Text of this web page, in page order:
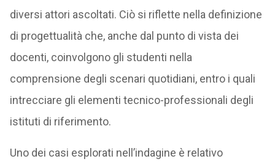
diversi attori ascoltati. Ciò si riflette nella definizione
di progettualità che, anche dal punto di vista dei
docenti, coinvolgono gli studenti nella
comprensione degli scenari quotidiani, entro i quali
intrecciare gli elementi tecnico-professionali degli
istituti di riferimento.
Uno dei casi esplorati nell’indagine è relativo